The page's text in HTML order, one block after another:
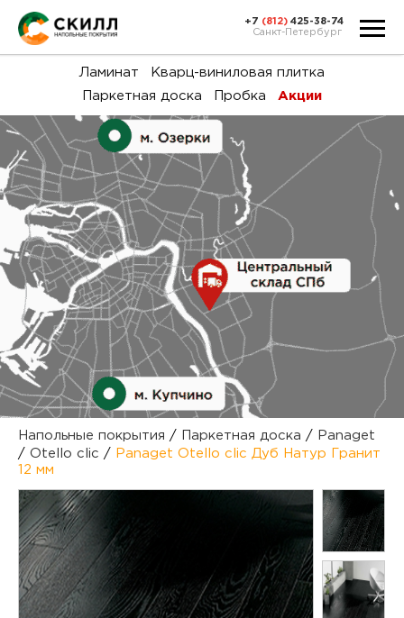
и
+7 (812) 425-38-74
Санкт-Петербург
Ламинат
Кварц-виниловая плитка
Паркетная доска
Пробка Акции
Напольные покрытия / Паркетная доска /
Panaget
/ Otello clic /
Panaget Otello clic Дуб Натур Гранит
12 мм